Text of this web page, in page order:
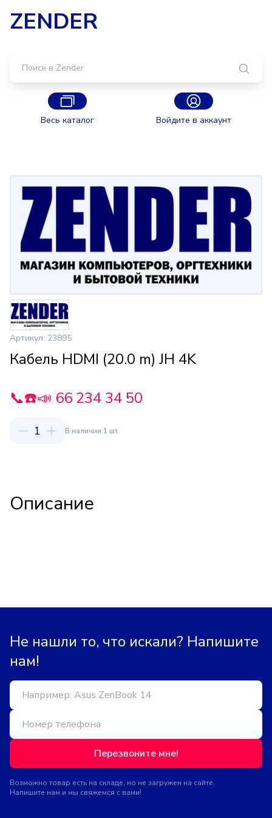
ZENDER
Весь каталог Войдите в аккаунт
Артикул: 23895
Кабель HDMI (20.0 m) JH 4K
📞☎️📣 66 234 34 50
1 В наличии 1 шт
Описание
Не нашли то, что искали? Напишите
нам!
Перезвоните мне!
Возможно товар есть на складе, но не загружен на сайте.
Напишите нам и мы свяжемся с вами!